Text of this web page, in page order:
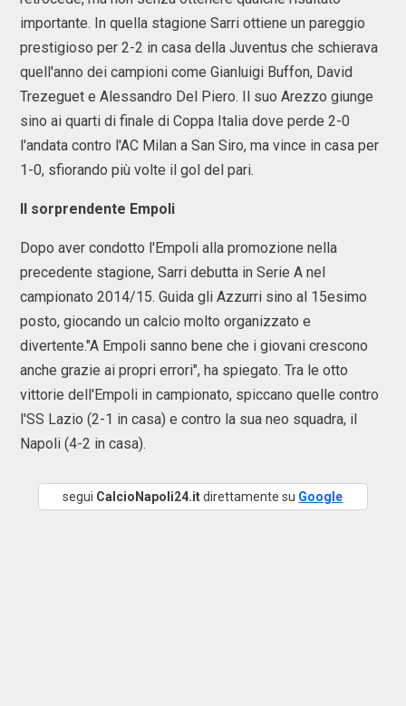
importante. In quella stagione Sarri ottiene un pareggio
prestigioso per 2-2 in casa della Juventus che schierava
quell'anno dei campioni come Gianluigi Buffon, David
Trezeguet e Alessandro Del Piero. Il suo Arezzo giunge
sino ai quarti di finale di Coppa Italia dove perde 2-0
l'andata contro l'AC Milan a San Siro, ma vince in casa per
1-0, sfiorando più volte il gol del pari.
Il sorprendente Empoli
Dopo aver condotto l'Empoli alla promozione nella
precedente stagione, Sarri debutta in Serie A nel
campionato 2014/15. Guida gli Azzurri sino al 15esimo
posto, giocando un calcio molto organizzato e
divertente."A Empoli sanno bene che i giovani crescono
anche grazie ai propri errori", ha spiegato. Tra le otto
vittorie dell'Empoli in campionato, spiccano quelle contro
l'SS Lazio (2-1 in casa) e contro la sua neo squadra, il
Napoli (4-2 in casa).
segui CalcioNapoli24.itdirettamente su Google